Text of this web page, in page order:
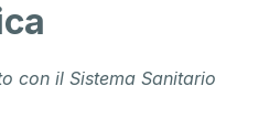
con il Sistema Sanitario